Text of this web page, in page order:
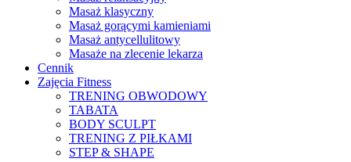
Masaż klasyczny
Masaż gorącymi kamieniami
Masaż antycellulitowy
Masaże na zlecenie lekarza
Cennik
Zajęcia Fitness
TRENING OBWODOWY
TABATA
BODY SCULPT
TRENING Z PIŁKAMI
STEP & SHAPE